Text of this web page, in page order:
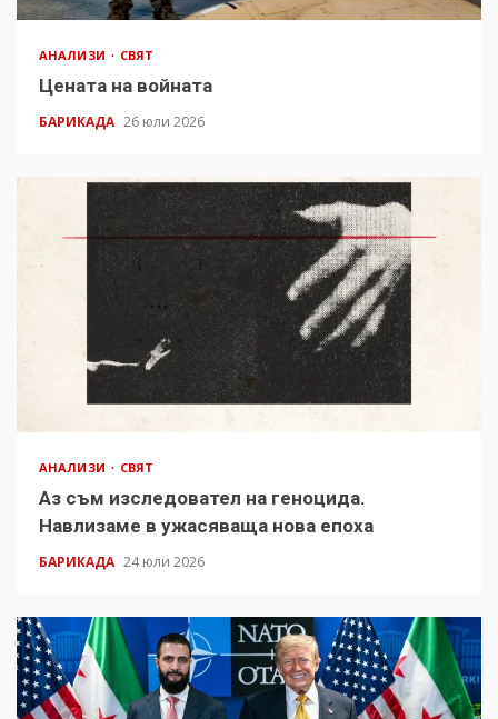
АНАЛИЗИ СВЯТ
Цената на войната
БАРИКАДА 26 юли 2026
АНАЛИЗИ СВЯТ
Аз съм изследовател на геноцида.
Навлизаме в ужасяваща нова епоха
БАРИКАДА 24 юли 2026